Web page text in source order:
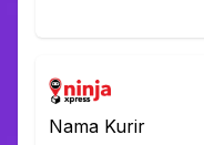
Nama Kurir